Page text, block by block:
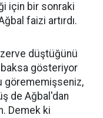
için bir sonraki
faizi artırdı.
düştüğünü
gösteriyor
görememişseniz,
de Ağbal'dan
Demek ki